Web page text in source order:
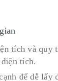
tích và quy
tích.
để dễ lấy